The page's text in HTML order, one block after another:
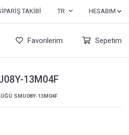
TAKIBI TR HESABIM
Favorilerim Sepetim
13M04F
SMU08Y-13M04F